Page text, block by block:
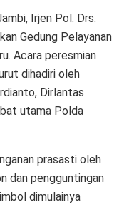
Irjen Pol. Drs.
Gedung Pelayanan
Acara peresmian
dihadiri oleh
Dirlantas
utama Polda
prasasti oleh
dan pengguntingan
dimulainya